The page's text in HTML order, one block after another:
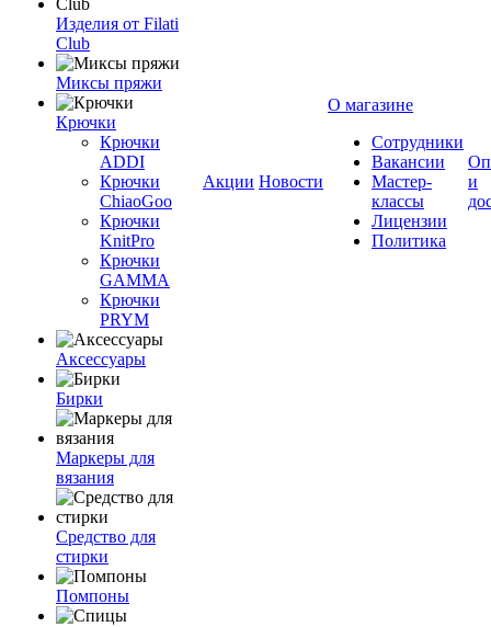
Изделия от Filati
Club
Миксы пряжи
Крючки
Крючки
ADDI
Крючки
ChiaoGoo
Крючки
KnitPro
Крючки
GAMMA
Крючки
PRYM
Аксессуары
Бирки
Маркеры для
вязания
Средство для
стирки
Помпоны
Акции Новости
О магазине
Сотрудники
Вакансии
Мастер-
классы
Лицензии
Политика
и